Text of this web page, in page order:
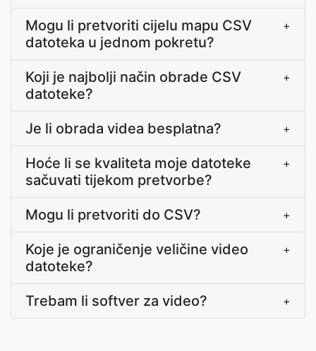
Mogu li pretvoriti cijelu mapu CSV
datoteka u jednom pokretu?
+
Koji je najbolji način obrade CSV
datoteke?
+
Je li obrada videa besplatna? +
Hoće li se kvaliteta moje datoteke
sačuvati tijekom pretvorbe?
+
Mogu li pretvoriti do CSV? +
Koje je ograničenje veličine video
datoteke?
+
Trebam li softver za video? +